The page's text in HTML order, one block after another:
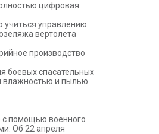
цифровая
учиться управлению
вертолета
производство
боевых спасательных
влажностью и пылью.
с помощью военного
Об 22 апреля